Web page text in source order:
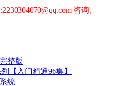
咨询。
整版
【入门精通96集】
统